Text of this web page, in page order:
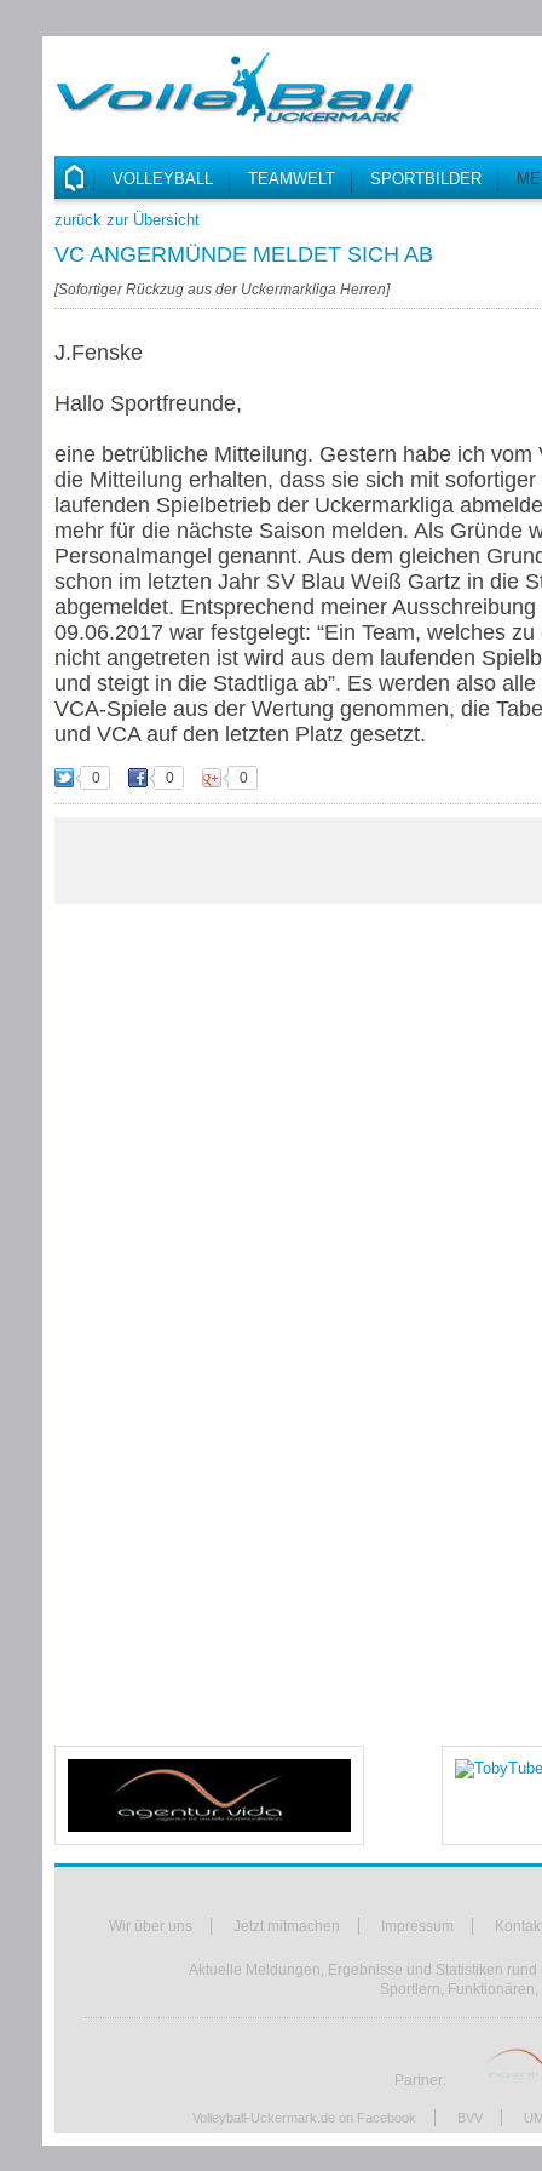
VOLLEYBALL TEAMWELT SPORTBILDER
zurück zur Übersicht
VC ANGERMÜNDE MELDET SICH AB
[Sofortiger Rückzug aus der Uckermarkliga Herren]
J.Fenske
Hallo Sportfreunde,
eine betrübliche Mitteilung. Gestern habe ich vom
die Mitteilung erhalten, dass sie sich mit
laufenden Spielbetrieb der Uckermarkliga
mehr für die nächste Saison melden. Als Gründe
Personalmangel genannt. Aus dem gleichen
schon im letzten Jahr SV Blau Weiß Gartz in die
abgemeldet. Entsprechend meiner
09.06.2017 war festgelegt: “Ein Team, welches
nicht angetreten ist wird aus dem laufenden
und steigt in die Stadtliga ab”. Es werden also alle
VCA-Spiele aus der Wertung genommen, die
und VCA auf den letzten Platz gesetzt.
0 0 0
Wir über uns Jetzt mitmachen Impressum
Aktuelle Meldungen, Ergebnisse und Statistiken
Sportlern,
Partner:
Volleyball-Uckermark.de on Facebook BVV